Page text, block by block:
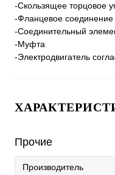
-Скользящее торцовое
-Фланцевое
-Соединительный
-Муфта
-Электродвигатель
Прочие
Производитель